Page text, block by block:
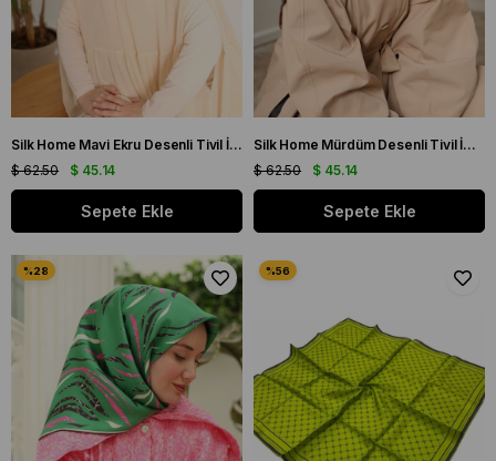
Silk Home Mavi Ekru Desenli Tivil İpek Eşarp 11432-57
$ 45.14
$ 62.50
Sepete Ekle
Silk Home Mürdüm Desenli Tivil İpek Eşarp 11432-04
$ 45.14
$ 62.50
Sepete Ekle